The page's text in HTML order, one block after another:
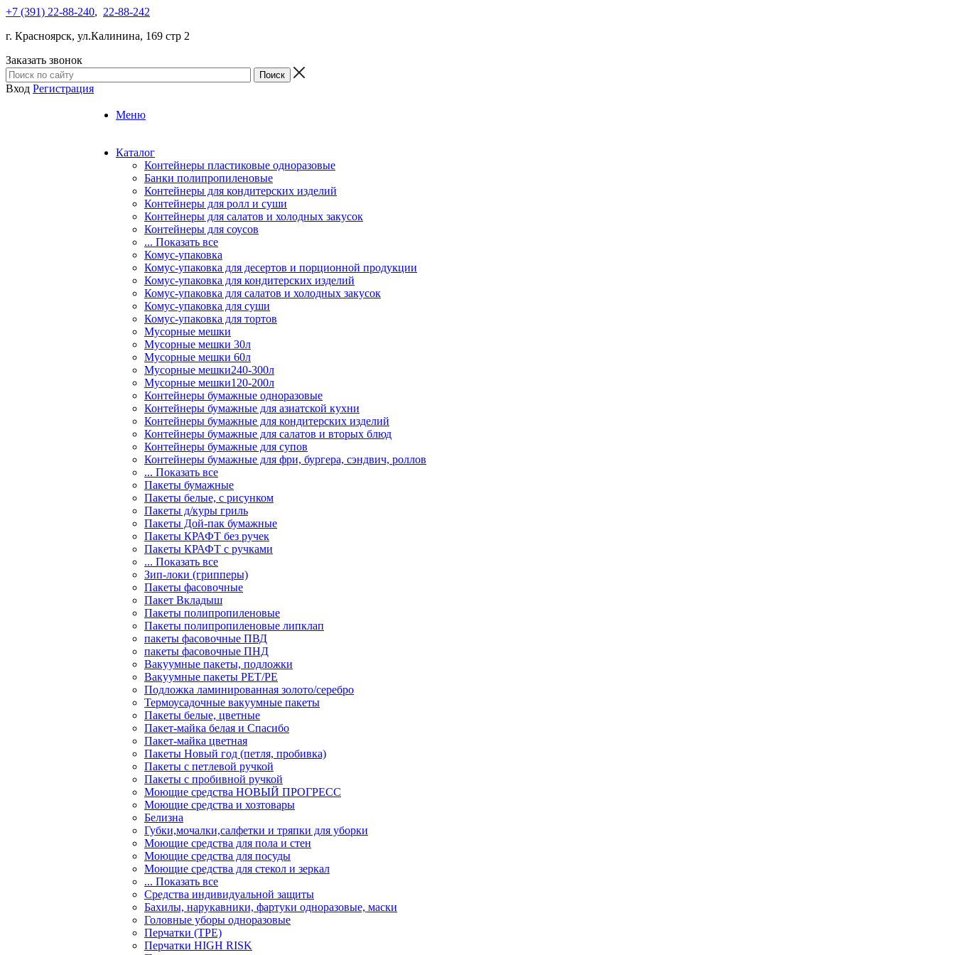
+7 (391) 22-88-240, 22-88-242
г. Красноярск, ул.Калинина, 169 стр 2
Заказать звонок
Вход Регистрация
Меню
Каталог
Контейнеры пластиковые одноразовые
Банки полипропиленовые
Контейнеры для кондитерских изделий
Контейнеры для ролл и суши
Контейнеры для салатов и холодных закусок
Контейнеры для соусов
... Показать все
Комус-упаковка
Комус-упаковка для десертов и порционной продукции
Комус-упаковка для кондитерских изделий
Комус-упаковка для салатов и холодных закусок
Комус-упаковка для суши
Комус-упаковка для тортов
Мусорные мешки
Мусорные мешки 30л
Мусорные мешки 60л
Мусорные мешки240-300л
Мусорные мешки120-200л
Контейнеры бумажные одноразовые
Контейнеры бумажные для азиатской кухни
Контейнеры бумажные для кондитерских изделий
Контейнеры бумажные для салатов и вторых блюд
Контейнеры бумажные для супов
Контейнеры бумажные для фри, бургера, сэндвич, роллов
... Показать все
Пакеты бумажные
Пакеты белые, с рисунком
Пакеты д/куры гриль
Пакеты Дой-пак бумажные
Пакеты КРАФТ без ручек
Пакеты КРАФТ с ручками
... Показать все
Зип-локи (грипперы)
Пакеты фасовочные
Пакет Вкладыш
Пакеты полипропиленовые
Пакеты полипропиленовые липклап
пакеты фасовочные ПВД
пакеты фасовочные ПНД
Вакуумные пакеты, подложки
Вакуумные пакеты РЕТ/РЕ
Подложка ламинированная золото/серебро
Термоусадочные вакуумные пакеты
Пакеты белые, цветные
Пакет-майка белая и Спасибо
Пакет-майка цветная
Пакеты Новый год (петля, пробивка)
Пакеты с петлевой ручкой
Пакеты с пробивной ручкой
Моющие средства НОВЫЙ ПРОГРЕСС
Моющие средства и хозтовары
Белизна
Губки,мочалки,салфетки и тряпки для уборки
Моющие средства для пола и стен
Моющие средства для посуды
Моющие средства для стекол и зеркал
... Показать все
Средства индивидуальной защиты
Бахилы, нарукавники, фартуки одноразовые, маски
Головные уборы одноразовые
Перчатки (ТРЕ)
Перчатки HIGH RISK